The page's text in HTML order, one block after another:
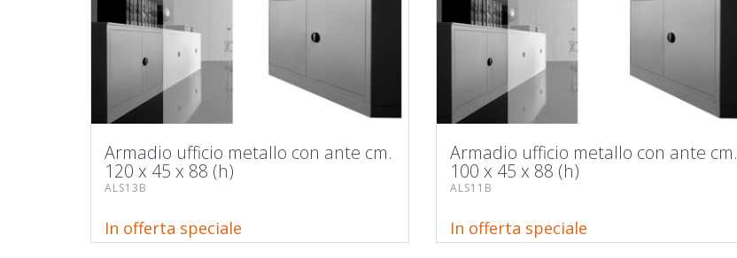
Armadio ufficio metallo con ante cm.
120 x 45 x 88 (h)
ALS13B
In offerta speciale
Armadio ufficio metallo con ante cm.
100 x 45 x 88 (h)
ALS11B
In offerta speciale